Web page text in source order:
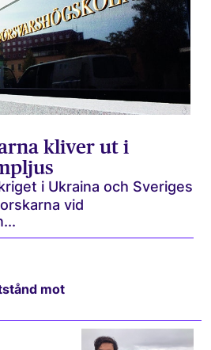
kliver ut i
i Ukraina och Sveriges
vid
mot